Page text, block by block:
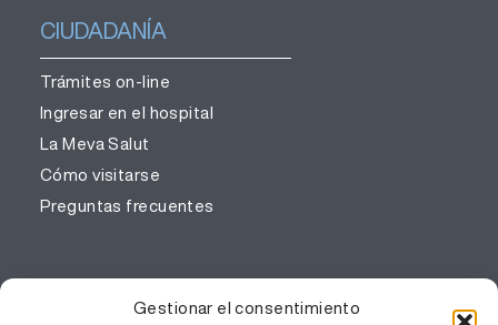
Gestionar el consentimiento
CIUDADANÍA
Trámites on-line
Ingresar en el hospital
La Meva Salut
Cómo visitarse
Preguntas frecuentes